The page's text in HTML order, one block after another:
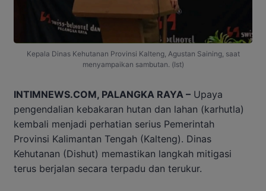
Kepala Dinas Kehutanan Provinsi Kalteng, Agustan Saining, saat
menyampaikan sambutan. (Ist)
INTIMNEWS.COM, PALANGKA RAYA – Upaya
pengendalian kebakaran hutan dan lahan (karhutla)
kembali menjadi perhatian serius Pemerintah
Provinsi Kalimantan Tengah (Kalteng). Dinas
Kehutanan (Dishut) memastikan langkah mitigasi
terus berjalan secara terpadu dan terukur.